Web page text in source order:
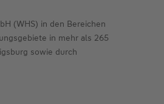
(WHS) in den Bereichen
in mehr als 265
sowie durch